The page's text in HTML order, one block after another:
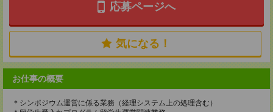
応募ページへ
気になる！
お仕事の概要
＊シンポジウム運営に係る業務（経理システム上の処理含む）